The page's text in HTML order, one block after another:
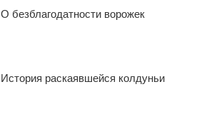
О безблагодатности ворожек
История раскаявшейся колдуньи